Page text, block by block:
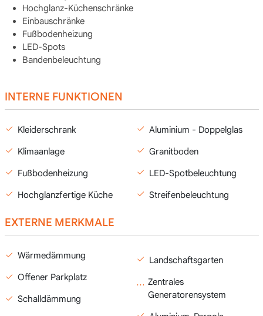
Hochglanz-Küchenschränke
Einbauschränke
Fußbodenheizung
LED-Spots
Bandenbeleuchtung
INTERNE FUNKTIONEN
Kleiderschrank
Klimaanlage
Fußbodenheizung
Hochglanzfertige Küche
Aluminium - Doppelglas
Granitboden
LED-Spotbeleuchtung
Streifenbeleuchtung
EXTERNE MERKMALE
Wärmedämmung
Offener Parkplatz
Schalldämmung
Landschaftsgarten
Zentrales
Generatorensystem